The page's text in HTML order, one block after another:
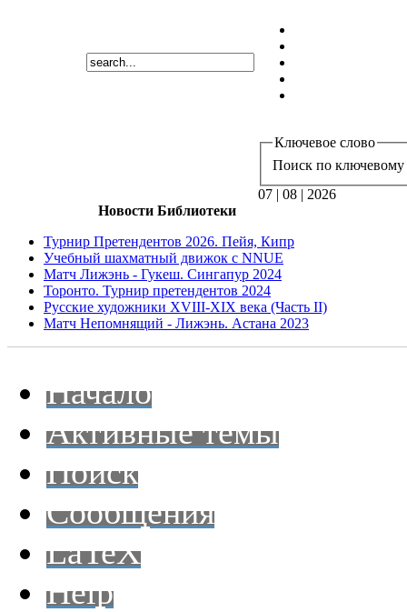
Ключевое слово
Поиск по ключевому
07 | 08 | 2026
Новости Библиотеки
Турнир Претендентов 2026. Пейя, Кипр
Учебный шахматный движок с NNUE
Матч Лижэнь - Гукеш. Сингапур 2024
Торонто. Турнир претендентов 2024
Русские художники XVIII-XIX века (Часть II)
Матч Непомнящий - Лижэнь. Астана 2023
Начало
Активные темы
Поиск
Сообщения
LaTeX
Help